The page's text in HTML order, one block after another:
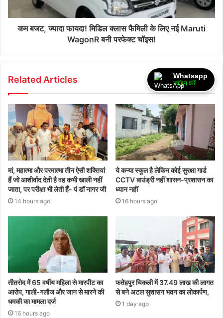
कम बजट, ज्यादा फायदा! मिडिल क्लास फैमिली के लिए नई Maruti
WagonR बनी परफेक्ट चॉइस!
Related Articles
मां, महात्मा और परमात्मा तीन ऐसी शक्तियां
हैं जो आशीर्वाद देती है वह कभी खाली नहीं
जाता, पर परीक्षा भी लेती हैं- पं डॉ नागर जी
14 hours ago
ये कन्या स्कूल है लेकिन कोई सुरक्षा गार्ड
CCTV बाउंड्री नहीं शासन-प्रशासन का
ध्यान नहीं
16 hours ago
तीतरोद में 65 वर्षीय महिला से मारपीट का
आरोप, गाली-गलौज और जान से मारने की
धमकी का मामला दर्ज
16 hours ago
फतेहपुर चिकली में 37.49 लाख की लागत
से बने अटल सुशासन भवन का लोकार्पण,
1 day ago
Whatsapp
ज्वॉइन करें